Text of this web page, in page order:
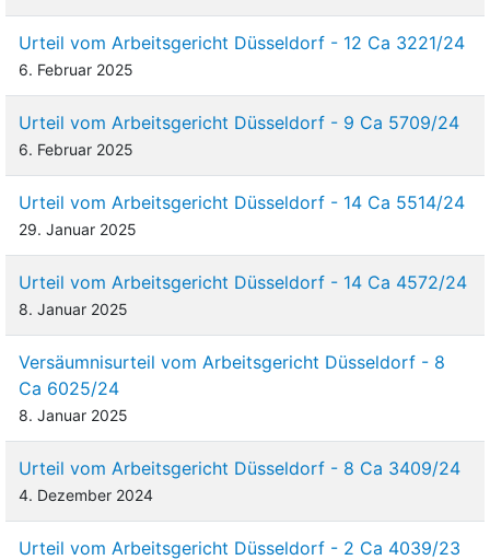
Urteil vom Arbeitsgericht Düsseldorf - 12 Ca 3221/24
6. Februar 2025
Urteil vom Arbeitsgericht Düsseldorf - 9 Ca 5709/24
6. Februar 2025
Urteil vom Arbeitsgericht Düsseldorf - 14 Ca 5514/24
29. Januar 2025
Urteil vom Arbeitsgericht Düsseldorf - 14 Ca 4572/24
8. Januar 2025
Versäumnisurteil vom Arbeitsgericht Düsseldorf - 8
Ca 6025/24
8. Januar 2025
Urteil vom Arbeitsgericht Düsseldorf - 8 Ca 3409/24
4. Dezember 2024
Urteil vom Arbeitsgericht Düsseldorf - 2 Ca 4039/23